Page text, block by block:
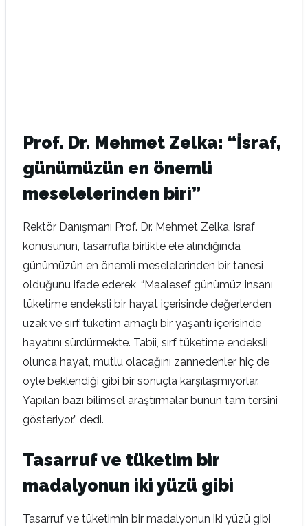
Prof. Dr. Mehmet Zelka: “İsraf,
günümüzün en önemli
meselelerinden biri”
Rektör Danışmanı Prof. Dr. Mehmet Zelka, israf
konusunun, tasarrufla birlikte ele alındığında
günümüzün en önemli meselelerinden bir tanesi
olduğunu ifade ederek, “Maalesef günümüz insanı
tüketime endeksli bir hayat içerisinde değerlerden
uzak ve sırf tüketim amaçlı bir yaşantı içerisinde
hayatını sürdürmekte. Tabii, sırf tüketime endeksli
olunca hayat, mutlu olacağını zannedenler hiç de
öyle beklendiği gibi bir sonuçla karşılaşmıyorlar.
Yapılan bazı bilimsel araştırmalar bunun tam tersini
gösteriyor.” dedi.
Tasarruf ve tüketim bir
madalyonun iki yüzü gibi
Tasarruf ve tüketimin bir madalyonun iki yüzü gibi